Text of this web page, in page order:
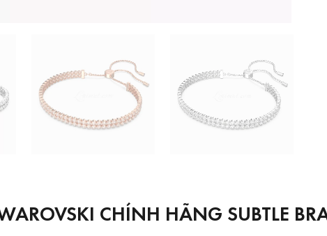
CHÍNH HÃNG SUBTLE